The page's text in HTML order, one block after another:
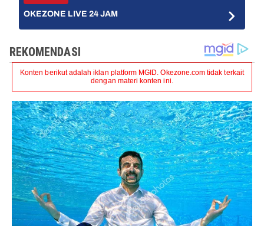
OKEZONE LIVE 24 JAM